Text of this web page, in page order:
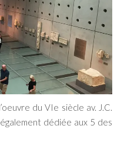
du VIe siècle av. J.C.
dédiée aux 5 des